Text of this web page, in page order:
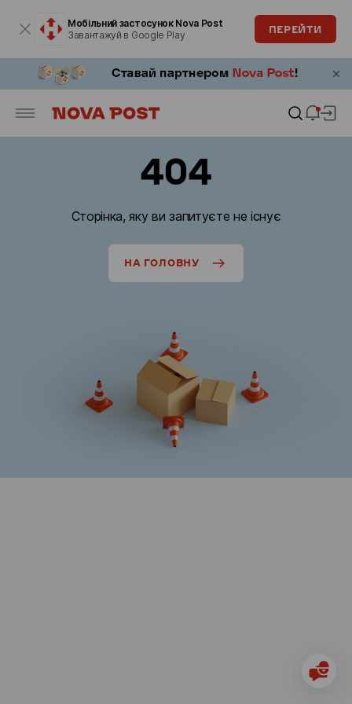
Мобільний застосунок Nova Post
Завантажуй в Google Play
ПЕРЕЙТИ
404
Сторінка, яку ви запитуєте не існує
НА ГОЛОВНУ